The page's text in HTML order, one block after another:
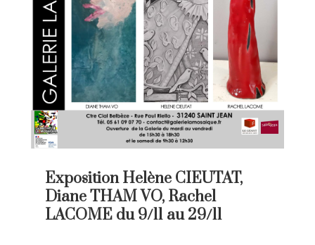
Exposition Helène CIEUTAT,
Diane THAM VO, Rachel
LACOME du 9/11 au 29/11